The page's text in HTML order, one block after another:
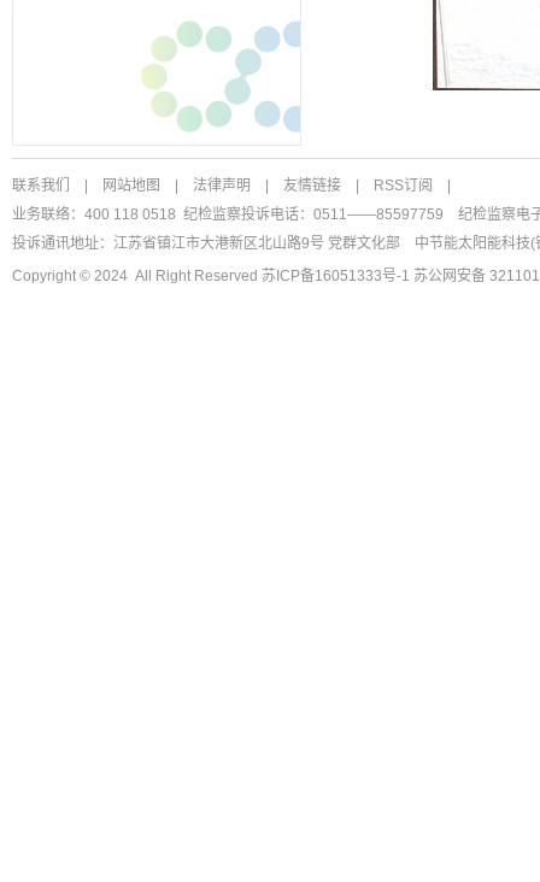
联系我们 网站地图 法律声明 友情链接 RSS订阅
业务联络：400 118 0518 纪检监察投诉电话：0511——85597759 纪检监察电
投诉通讯地址：江苏省镇江市大港新区北山路9号 党群文化部
中节能太阳能科技
Copyright © 2024 All Right Reserved 苏ICP备16051333号-1 苏公网安备